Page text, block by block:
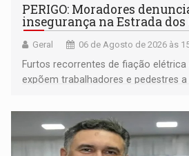
PERIGO: Moradores
insegurança na Estrada
Geral 06 de Agosto de 2026 às
Furtos recorrentes de fiação
expõem trabalhadores e pedestres